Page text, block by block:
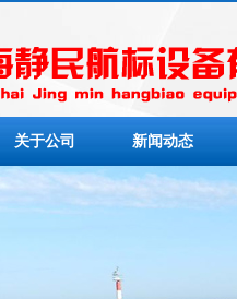
关于公司 新闻动态